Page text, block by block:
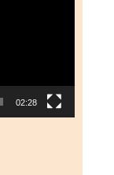
02:28